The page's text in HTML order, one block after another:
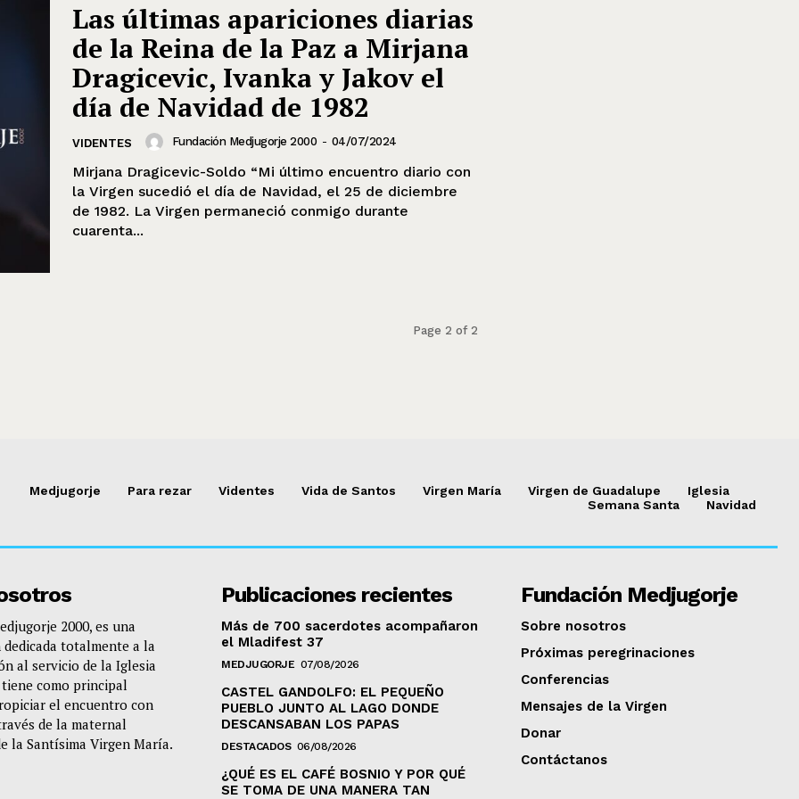
Las últimas apariciones diarias
de la Reina de la Paz a Mirjana
Dragicevic, Ivanka y Jakov el
día de Navidad de 1982
VIDENTES Fundación Medjugorje 2000 - 04/07/2024
Mirjana Dragicevic-Soldo “Mi último encuentro diario con
la Virgen sucedió el día de Navidad, el 25 de diciembre
de 1982. La Virgen permaneció conmigo durante
cuarenta...
Page 2 of 2
Medjugorje Para rezar Videntes Vida de Santos Virgen María Virgen de Guadalupe
Iglesia
Semana Santa
Navidad
2000, es una
totalmente a la
al servicio de la Iglesia
como principal
el encuentro con
de la maternal
la Santísima Virgen María.
Publicaciones recientes
Más de 700 sacerdotes acompañaron
el Mladifest 37
MEDJUGORJE 07/08/2026
CASTEL GANDOLFO: EL PEQUEÑO
PUEBLO JUNTO AL LAGO DONDE
DESCANSABAN LOS PAPAS
DESTACADOS 06/08/2026
¿QUÉ ES EL CAFÉ BOSNIO Y POR QUÉ
SE TOMA DE UNA MANERA TAN
Fundación Medjugorje
Sobre nosotros
Próximas peregrinaciones
Conferencias
Mensajes de la Virgen
Donar
Contáctanos